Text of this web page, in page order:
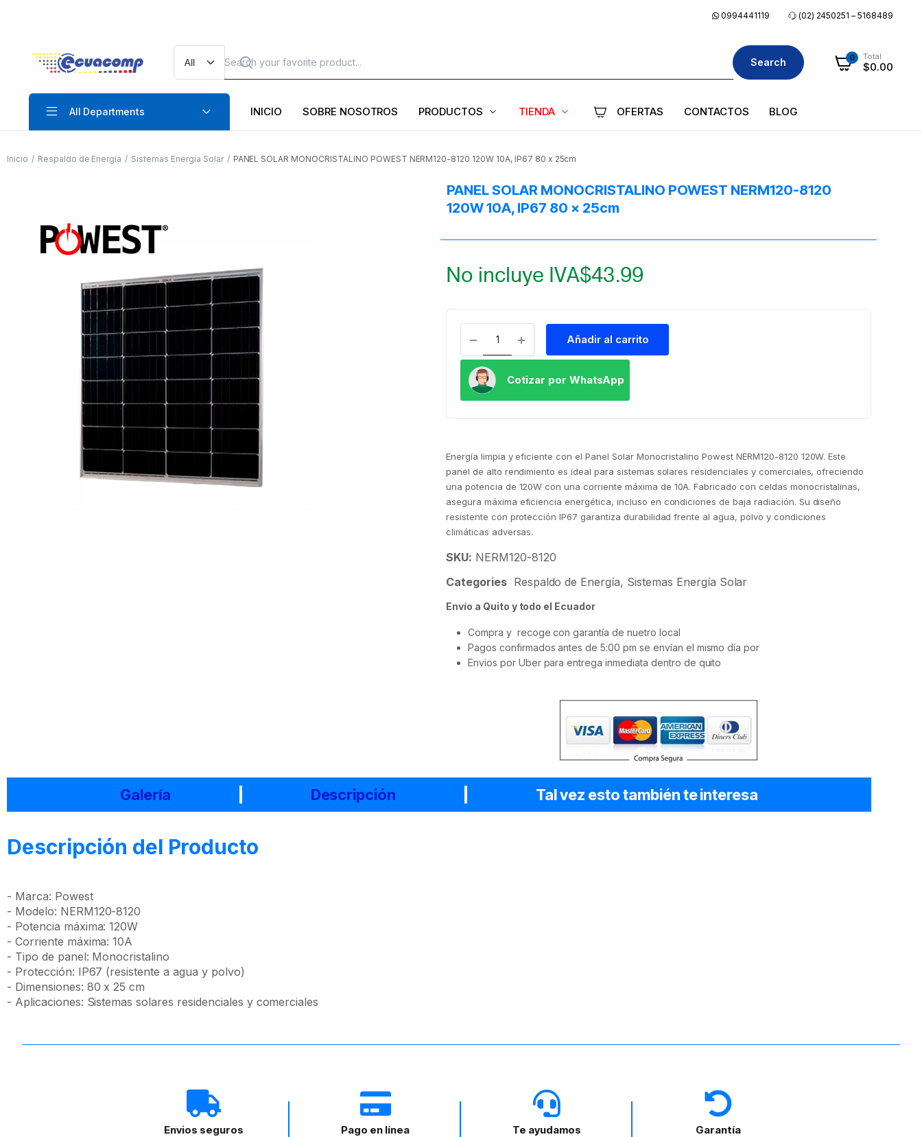
0994441119 (02) 2450251 – 5168489
Search 0 Total
$0.00
All Departments INICIO SOBRE NOSOTROS PRODUCTOS TIENDA OFERTAS CONTACTOS BLOG
Inicio Respaldo de Energía Sistemas Energía Solar PANEL SOLAR MONOCRISTALINO POWEST NERM120-8120 120W 10A, IP67 80 x 25cm
PANEL SOLAR MONOCRISTALINO POWEST NERM120-8120
120W 10A, IP67 80 x 25cm
$43.99
No incluye IVA
Añadir al carrito
Cotizar por WhatsApp
Energía limpia y eficiente con el Panel Solar Monocristalino Powest NERM120-8120 120W. Este
panel de alto rendimiento es ideal para sistemas solares residenciales y comerciales, ofreciendo
una potencia de 120W con una corriente máxima de 10A. Fabricado con celdas monocristalinas,
asegura máxima eficiencia energética, incluso en condiciones de baja radiación. Su diseño
resistente con protección IP67 garantiza durabilidad frente al agua, polvo y condiciones
climáticas adversas.
SKU: NERM120-8120
Categories Respaldo de Energía, Sistemas Energía Solar
Envío a Quito y todo el Ecuador
Compra y recoge con garantía de nuetro local
Pagos confirmados antes de 5:00 pm se envían el mismo día por
Envios por Uber para entrega inmediata dentro de quito
Galería Descripción Tal vez esto también te interesa
Descripción del Producto
- Marca: Powest
- Modelo: NERM120-8120
- Potencia máxima: 120W
- Corriente máxima: 10A
- Tipo de panel: Monocristalino
- Protección: IP67 (resistente a agua y polvo)
- Dimensiones: 80 x 25 cm
- Aplicaciones: Sistemas solares residenciales y comerciales
Envios seguros Pago en línea Te ayudamos Garantía